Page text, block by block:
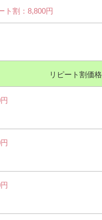
ト割：8,800円
リピート割価格